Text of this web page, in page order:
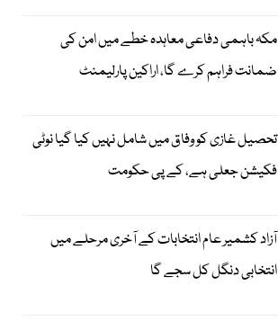
مکہ باہمی دفاعی معاہدہ خطے میں امن کی
ضمانت فراہم کرے گا، اراکین پارلیمنٹ
تحصیل غازی کو وفاق میں شامل نہیں کیا گیا نوٹی
فکیشن جعلی ہے، کے پی حکومت
آزاد کشمیر عام انتخابات کے آخری مرحلے میں
انتخابی دنگل کل سجے گا